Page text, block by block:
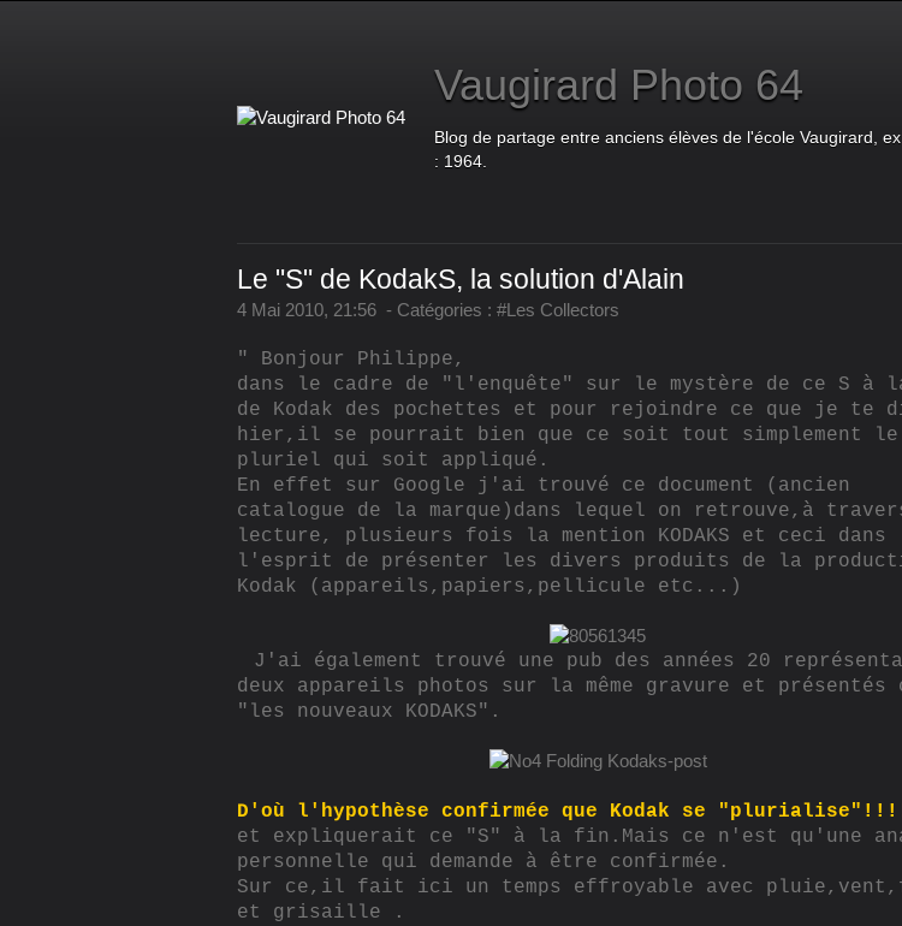
Vaugirard Photo 64
Blog de partage entre anciens élèves de l'école Vaugirard,
: 1964.
Le "S" de KodakS, la solution d'Alain
4 Mai 2010, 21:56 - Catégories : #Les Collectors
" Bonjour Philippe,
dans le cadre de "l'enquête" sur le mystère de ce S à
de Kodak des pochettes et pour rejoindre ce que je te
hier,il se pourrait bien que ce soit tout simplement le
pluriel qui soit appliqué.
En effet sur Google j'ai trouvé ce document (ancien
catalogue de la marque)dans lequel on retrouve,à
lecture, plusieurs fois la mention KODAKS et ceci dans
l'esprit de présenter les divers produits de la
Kodak (appareils,papiers,pellicule etc...)
J'ai également trouvé une pub des années 20
deux appareils photos sur la même gravure et présentés
"les nouveaux KODAKS".
D'où l'hypothèse confirmée que Kodak se
et expliquerait ce "S" à la fin.Mais ce n'est qu'une
personnelle qui demande à être confirmée.
Sur ce,il fait ici un temps effroyable avec
et grisaille .